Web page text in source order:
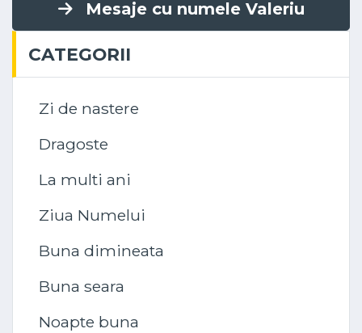
Mesaje cu numele Valeriu
CATEGORII
Zi de nastere
Dragoste
La multi ani
Ziua Numelui
Buna dimineata
Buna seara
Noapte buna